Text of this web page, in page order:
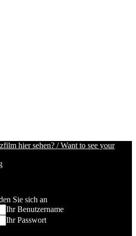
hier sehen? / Want to see your
Sie sich an
Ihr Benutzername
Ihr Passwort